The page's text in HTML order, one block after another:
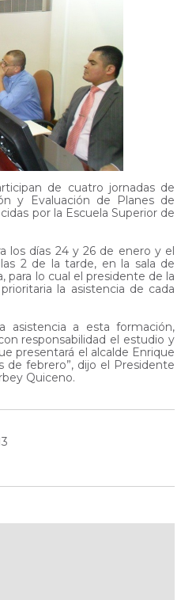
de cuatro jornadas de
y Evaluación de Planes de
por la Escuela Superior de
los días 24 y 26 de enero y el
2 de la tarde, en la sala de
para lo cual el presidente de la
la asistencia de cada
asistencia a esta formación,
responsabilidad el estudio y
presentará el alcalde Enrique
de febrero”, dijo el Presidente
Quiceno.